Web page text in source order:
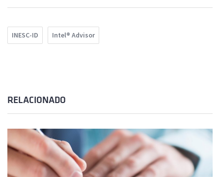
INESC-ID Intel® Advisor
RELACIONADO